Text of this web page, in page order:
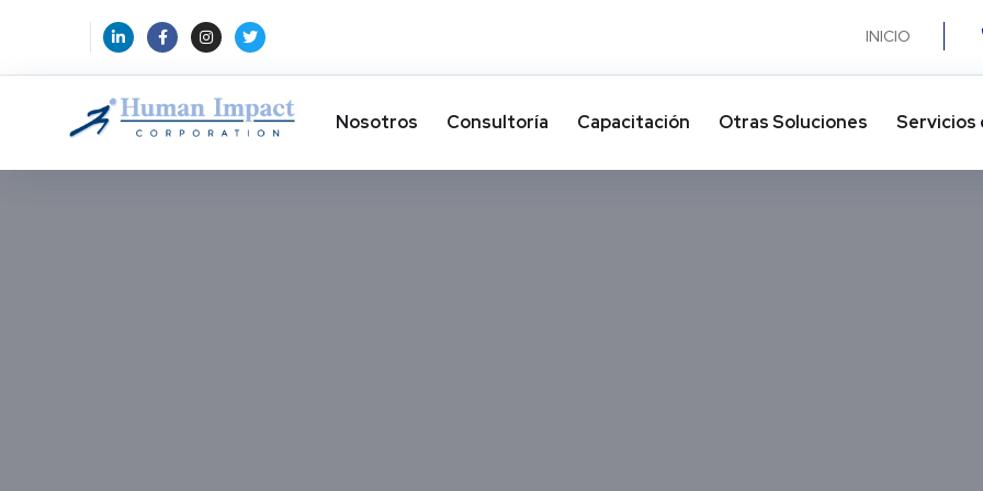
INICIO
Nosotros Consultoría Capacitación Otras Soluciones​ Servicios